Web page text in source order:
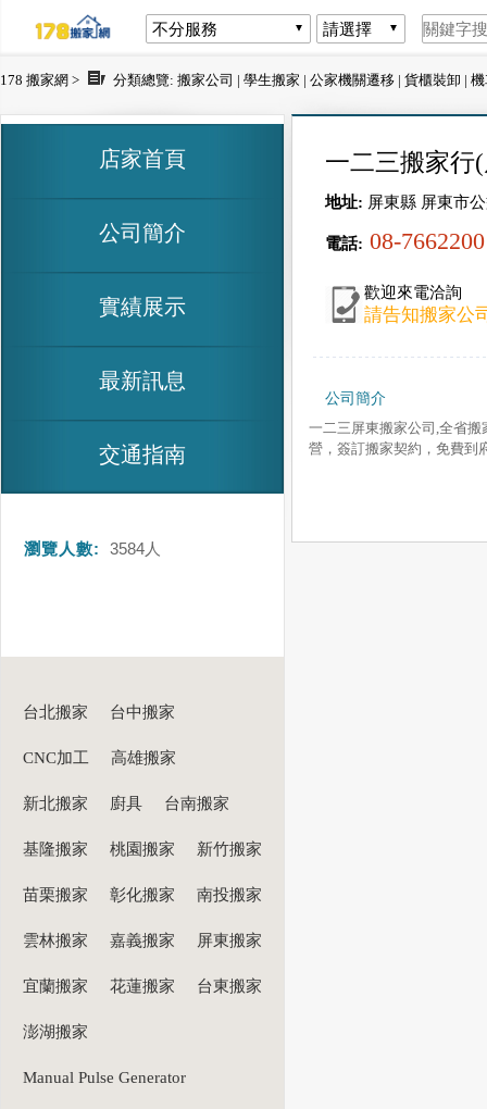
178 搬家網 > 分類總覽: 搬家公司 | 學生搬家 | 公家機關遷移 | 貨櫃裝卸 |
一二三搬家行
地址: 屏東縣 屏東市
電話: 08-7662200
歡迎來電洽詢
請告知搬家公
公司簡介
一二三屏東搬家公司,全省
營，簽訂搬家契約，免費到
店家首頁
公司簡介
實績展示
最新訊息
交通指南
瀏覽人數: 3584人
台北搬家 台中搬家
CNC加工 高雄搬家
新北搬家 廚具 台南搬家
基隆搬家 桃園搬家 新竹搬家
苗栗搬家 彰化搬家 南投搬家
雲林搬家 嘉義搬家 屏東搬家
宜蘭搬家 花蓮搬家 台東搬家
澎湖搬家
Manual Pulse Generator